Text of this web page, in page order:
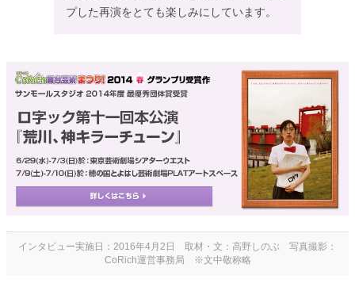
プした再演をとても楽しみにしています。
インタビュー実施日：2016年4月2日 取材・文：高野しのぶ 写真撮影：
CoRich運営事務局 ※文中敬称略